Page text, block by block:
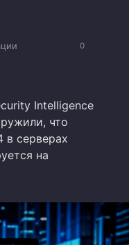
0
Intelligence
что
в серверах
на